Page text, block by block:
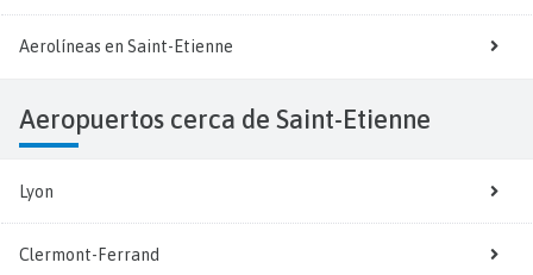
Aerolíneas en Saint-Etienne
Aeropuertos cerca de Saint-Etienne
Lyon
Clermont-Ferrand